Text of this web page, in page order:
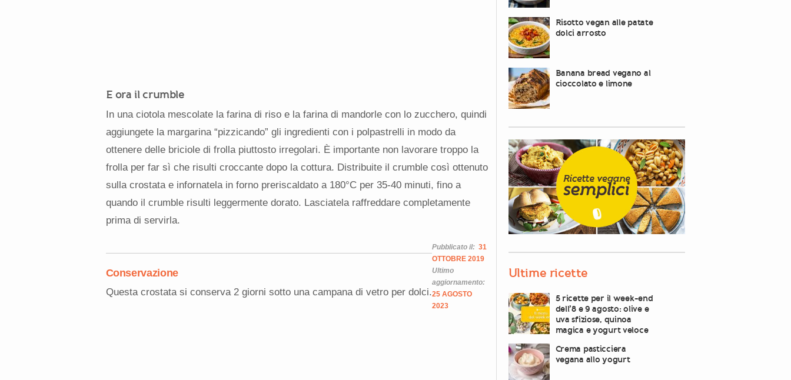
E ora il crumble
In una ciotola mescolate la farina di riso e la farina di mandorle con lo zucchero, quindi
aggiungete la margarina “pizzicando” gli ingredienti con i polpastrelli in modo da
ottenere delle briciole di frolla piuttosto irregolari. È importante non lavorare troppo la
frolla per far sì che risulti croccante dopo la cottura. Distribuite il crumble così ottenuto
sulla crostata e infornatela in forno preriscaldato a 180°C per 35-40 minuti, fino a
quando il crumble risulti leggermente dorato. Lasciatela raffreddare completamente
prima di servirla.
Conservazione
Questa crostata si conserva 2 giorni sotto una campana di vetro per dolci.
Pubblicato il: 31
OTTOBRE 2019
Ultimo
aggiornamento:
25 AGOSTO
2023
Risotto vegan alle patate
dolci arrosto
Banana bread vegano al
cioccolato e limone
Ultime ricette
5 ricette per il week-end
dell’8 e 9 agosto: olive e
uva sfiziose, quinoa
magica e yogurt veloce
Crema pasticciera
vegana allo yogurt